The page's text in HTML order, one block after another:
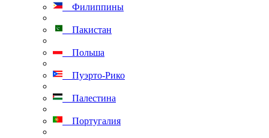
Филиппины
Пакистан
Польша
Пуэрто-Рико
Палестина
Португалия